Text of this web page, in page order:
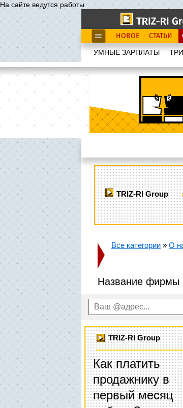
На сайте ведутся работы
НОВОЕ СТАТЬИ
УМНЫЕ ЗАРПЛАТЫ
TRIZ-RI Group
Все категории » О
Название фирмы
TRIZ-RI Group
Как платить
продажнику в
первый месяц